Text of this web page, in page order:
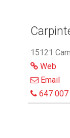
15121
Web
Email
647 007